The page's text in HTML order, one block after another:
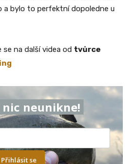
bylo to perfektní dopoledne u
se na další videa od tvůrce
nic neunikne!
Přihlásit se